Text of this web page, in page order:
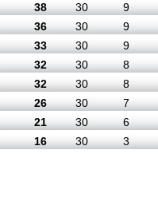
38 30
9
36 30
9
33 30
9
32 30
8
32 30
8
26 30
7
21 30
6
16 30 3